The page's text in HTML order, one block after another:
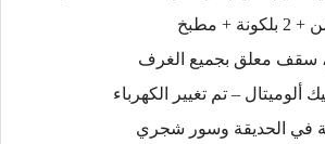
مطبخ
معلق بجميع الغرف
ألوميتال – تم تغيير الكهرباء
في الحديقة وسور شجري